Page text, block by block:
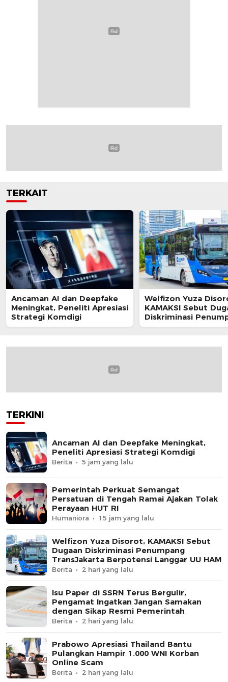
TERKAIT
Ancaman AI dan Deepfake
Meningkat, Peneliti Apresiasi
Strategi Komdigi
Welfizon Yuza
KAMAKSI Sebut
Diskriminasi
TransJakarta
TERKINI
Ancaman AI dan Deepfake Meningkat,
Peneliti Apresiasi Strategi Komdigi
Berita 5 jam yang lalu
Pemerintah Perkuat Semangat
Persatuan di Tengah Ramai Ajakan Tolak
Perayaan HUT RI
Humaniora 15 jam yang lalu
Welfizon Yuza Disorot, KAMAKSI Sebut
Dugaan Diskriminasi Penumpang
TransJakarta Berpotensi Langgar UU HAM
Berita 2 hari yang lalu
Isu Paper di SSRN Terus Bergulir,
Pengamat Ingatkan Jangan Samakan
dengan Sikap Resmi Pemerintah
Berita 2 hari yang lalu
Prabowo Apresiasi Thailand Bantu
Pulangkan Hampir 1.000 WNI Korban
Online Scam
Berita 2 hari yang lalu